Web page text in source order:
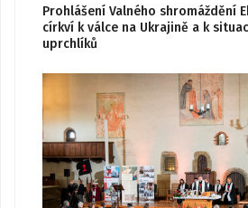
Prohlášení Valného shromáždění
církví k válce na Ukrajině a k
uprchlíků